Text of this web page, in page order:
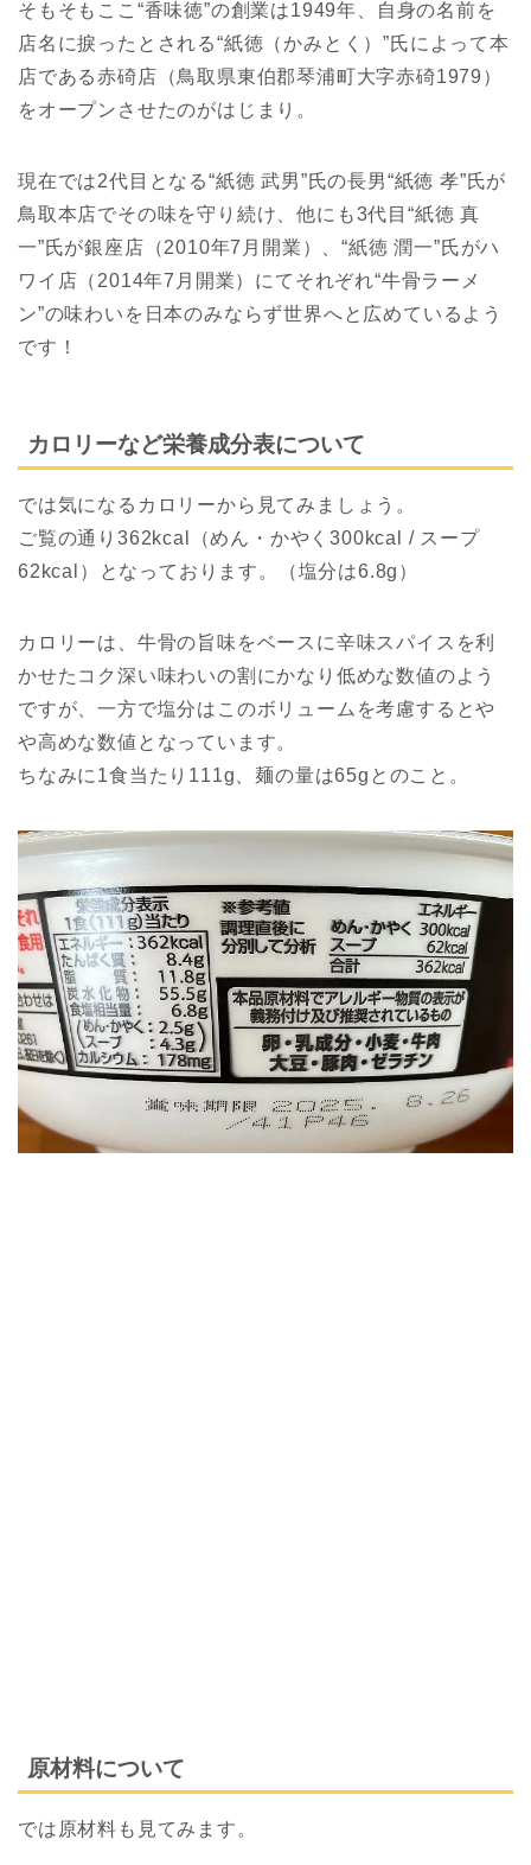
そもそもここ“香味徳”の創業は1949年、自身の名前を
店名に捩ったとされる“紙徳（かみとく）”氏によって本
店である赤碕店（鳥取県東伯郡琴浦町大字赤碕1979）
をオープンさせたのがはじまり。
現在では2代目となる“紙徳 武男”氏の長男“紙徳 孝”氏が
鳥取本店でその味を守り続け、他にも3代目“紙徳 真
一”氏が銀座店（2010年7月開業）、“紙徳 潤一”氏がハ
ワイ店（2014年7月開業）にてそれぞれ“牛骨ラーメ
ン”の味わいを日本のみならず世界へと広めているよう
です！
カロリーなど栄養成分表について
では気になるカロリーから見てみましょう。
ご覧の通り362kcal（めん・かやく300kcal / スープ
62kcal）となっております。（塩分は6.8g）
カロリーは、牛骨の旨味をベースに辛味スパイスを利
かせたコク深い味わいの割にかなり低めな数値のよう
ですが、一方で塩分はこのボリュームを考慮するとや
や高めな数値となっています。
ちなみに1食当たり111g、麺の量は65gとのこと。
原材料について
では原材料も見てみます。